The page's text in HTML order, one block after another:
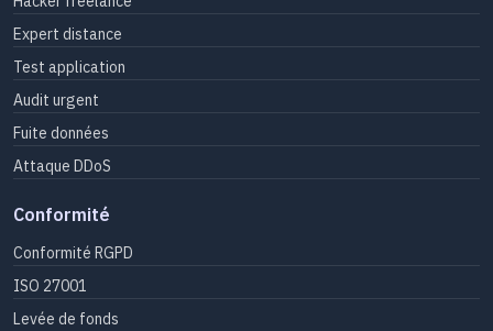
Expert distance
Test application
Audit urgent
Fuite données
Attaque DDoS
Conformité
Conformité RGPD
ISO 27001
Levée de fonds